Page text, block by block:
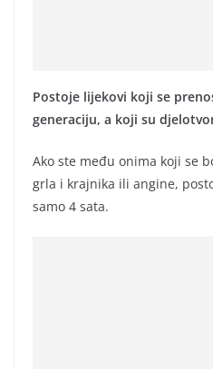
Postoje lijekovi koji se
generaciju, a koji su
Ako ste među onima koji se
grla i krajnika ili angine,
samo 4 sata.